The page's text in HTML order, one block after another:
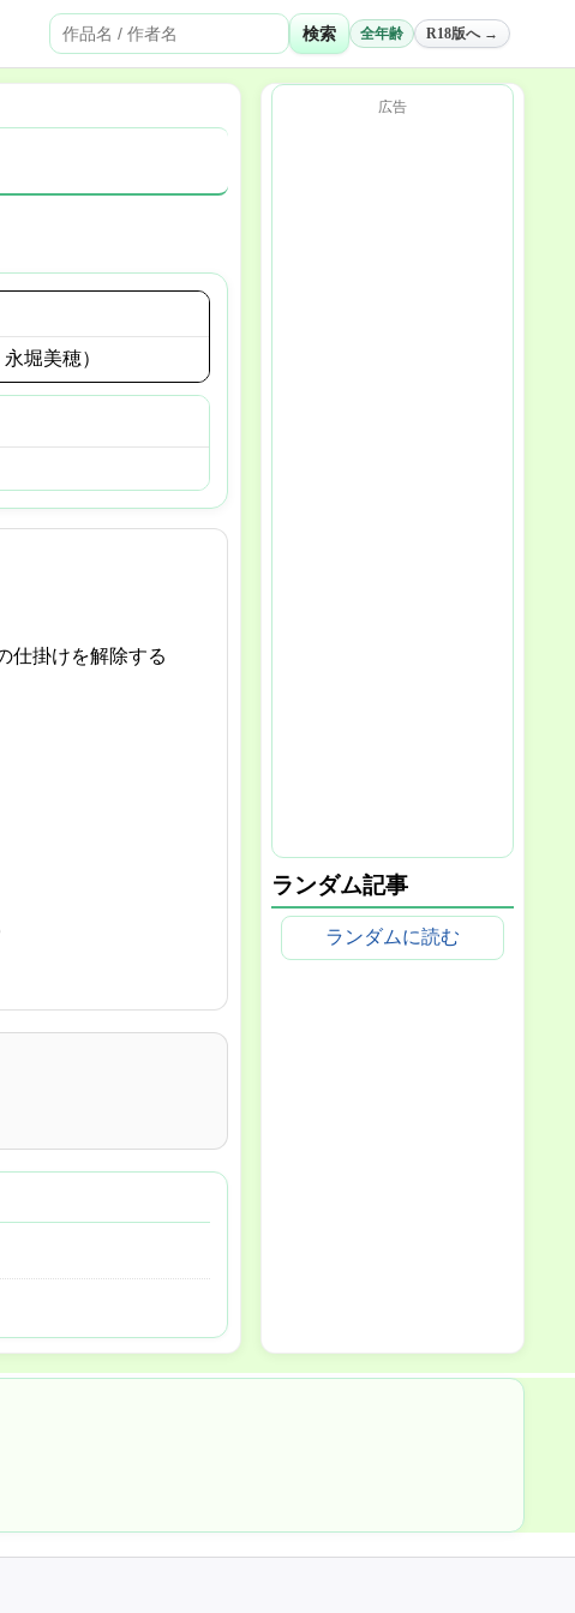
検索 全年齢 R18版へ →
堀美穂）
仕掛けを解除する
広告
ランダム記事
ランダムに読む